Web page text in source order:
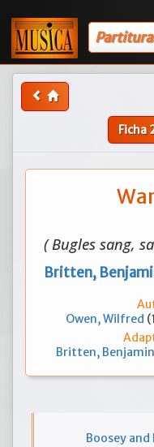
Ficha
( Bugles sang,
Britten,
Owen, Wilfred
Britten, Benjamin
Boosey and